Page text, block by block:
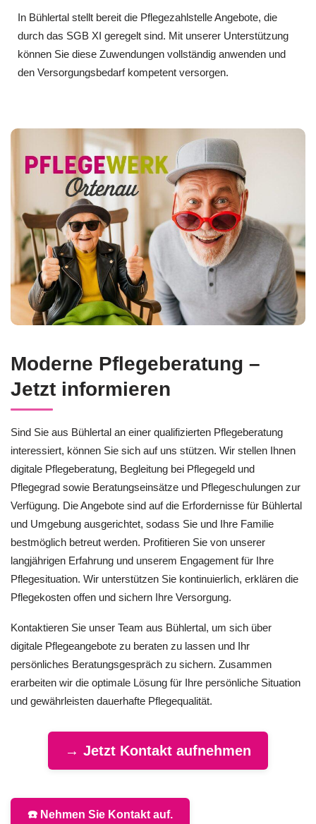
In Bühlertal stellt bereit die Pflegezahlstelle Angebote, die
durch das SGB XI geregelt sind. Mit unserer Unterstützung
können Sie diese Zuwendungen vollständig anwenden und
den Versorgungsbedarf kompetent versorgen.
Moderne Pflegeberatung –
Jetzt informieren
Sind Sie aus Bühlertal an einer qualifizierten Pflegeberatung
interessiert, können Sie sich auf uns stützen. Wir stellen Ihnen
digitale Pflegeberatung, Begleitung bei Pflegegeld und
Pflegegrad sowie Beratungseinsätze und Pflegeschulungen zur
Verfügung. Die Angebote sind auf die Erfordernisse für Bühlertal
und Umgebung ausgerichtet, sodass Sie und Ihre Familie
bestmöglich betreut werden. Profitieren Sie von unserer
langjährigen Erfahrung und unserem Engagement für Ihre
Pflegesituation. Wir unterstützen Sie kontinuierlich, erklären die
Pflegekosten offen und sichern Ihre Versorgung.
Kontaktieren Sie unser Team aus Bühlertal, um sich über
digitale Pflegeangebote zu beraten zu lassen und Ihr
persönliches Beratungsgespräch zu sichern. Zusammen
erarbeiten wir die optimale Lösung für Ihre persönliche Situation
und gewährleisten dauerhafte Pflegequalität.
→ Jetzt Kontakt aufnehmen
☎️ Nehmen Sie Kontakt auf.